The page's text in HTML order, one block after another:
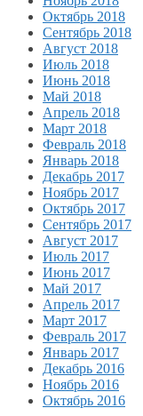
Октябрь 2018
Сентябрь 2018
Август 2018
Июль 2018
Июнь 2018
Май 2018
Апрель 2018
Март 2018
Февраль 2018
Январь 2018
Декабрь 2017
Ноябрь 2017
Октябрь 2017
Сентябрь 2017
Август 2017
Июль 2017
Июнь 2017
Май 2017
Апрель 2017
Март 2017
Февраль 2017
Январь 2017
Декабрь 2016
Ноябрь 2016
Октябрь 2016